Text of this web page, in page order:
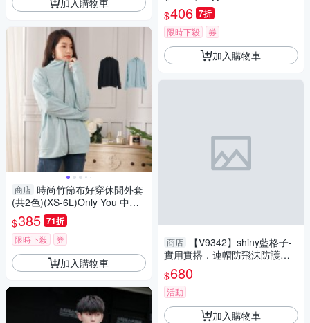
商店 時尚竹節布好穿休閒外套
(共2色)(XS-6L)Only You 中大
尺碼 MIT台灣製 【A3362】
$385 71折
限時下殺 券
加入購物車
台灣製 A5060
$406 7折
限時下殺 券
加入購物車
商店
【V9342】shiny藍格子-
實用實搭．連帽防飛沫防護面
罩輕便隔離服
$680
活動
加入購物車